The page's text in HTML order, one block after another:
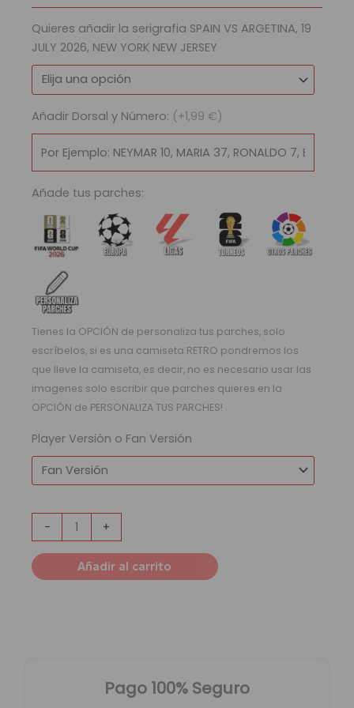
Quieres añadir la serigrafia SPAIN VS ARGETINA, 19
JULY 2026, NEW YORK NEW JERSEY
Añadir Dorsal y Número: (+1,99 €)
Añade tus parches:
Tienes la OPCIÓN de personaliza tus parches, solo
escríbelos, si es una camiseta RETRO pondremos los
que lleve la camiseta, es decir, no es necesario usar las
imagenes solo escribir que parches quieres en la
OPCIÓN de PERSONALIZA TUS PARCHES!
Player Versión o Fan Versión
-
Mundial
2026
|
Away
cantidad
+
Añadir al carrito
Pago 100% Seguro